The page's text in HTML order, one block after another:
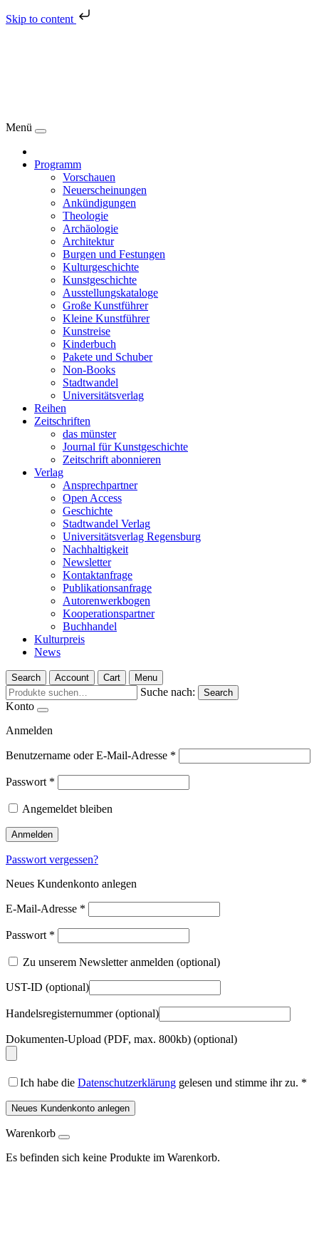
Skip to content
Menü
Programm
Vorschauen
Neuerscheinungen
Ankündigungen
Theologie
Archäologie
Architektur
Burgen und Festungen
Kulturgeschichte
Kunstgeschichte
Ausstellungskataloge
Große Kunstführer
Kleine Kunstführer
Kunstreise
Kinderbuch
Pakete und Schuber
Non-Books
Stadtwandel
Universitätsverlag
Reihen
Zeitschriften
das münster
Journal für Kunstgeschichte
Zeitschrift abonnieren
Verlag
Ansprechpartner
Open Access
Geschichte
Stadtwandel Verlag
Universitätsverlag Regensburg
Nachhaltigkeit
Newsletter
Kontaktanfrage
Publikationsanfrage
Autorenwerkbogen
Kooperationspartner
Buchhandel
Kulturpreis
News
Search Account Cart Menu
Suche nach: Search
Konto
Anmelden
Benutzername oder E-Mail-Adresse *
Passwort *
Angemeldet bleiben
Anmelden
Passwort vergessen?
Neues Kundenkonto anlegen
E-Mail-Adresse *
Passwort *
Zu unserem Newsletter anmelden (optional)
UST-ID (optional)
Handelsregisternummer(optional)
Dokumenten-Upload (PDF, max. 800kb) (optional)
Ich habe die Datenschutzerklärung gelesen und stimme ihr zu. *
Neues Kundenkonto anlegen
Warenkorb
Es befinden sich keine Produkte im Warenkorb.